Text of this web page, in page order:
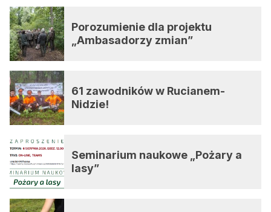
Porozumienie dla projektu
„Ambasadorzy zmian”
61 zawodników w Rucianem-
Nidzie!
Seminarium naukowe „Pożary a
lasy”